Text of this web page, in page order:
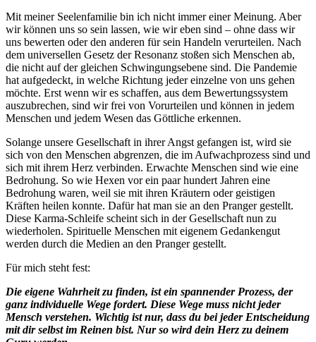
Mit meiner Seelenfamilie bin ich nicht immer einer Meinung. Aber
wir können uns so sein lassen, wie wir eben sind – ohne dass wir
uns bewerten oder den anderen für sein Handeln verurteilen. Nach
dem universellen Gesetz der Resonanz stoßen sich Menschen ab,
die nicht auf der gleichen Schwingungsebene sind. Die Pandemie
hat aufgedeckt, in welche Richtung jeder einzelne von uns gehen
möchte. Erst wenn wir es schaffen, aus dem Bewertungssystem
auszubrechen, sind wir frei von Vorurteilen und können in jedem
Menschen und jedem Wesen das Göttliche erkennen.
Solange unsere Gesellschaft in ihrer Angst gefangen ist, wird sie
sich von den Menschen abgrenzen, die im Aufwachprozess sind und
sich mit ihrem Herz verbinden. Erwachte Menschen sind wie eine
Bedrohung. So wie Hexen vor ein paar hundert Jahren eine
Bedrohung waren, weil sie mit ihren Kräutern oder geistigen
Kräften heilen konnte. Dafür hat man sie an den Pranger gestellt.
Diese Karma-Schleife scheint sich in der Gesellschaft nun zu
wiederholen. Spirituelle Menschen mit eigenem Gedankengut
werden durch die Medien an den Pranger gestellt.
Für mich steht fest:
Die eigene Wahrheit zu finden, ist ein spannender Prozess, der
ganz individuelle Wege fordert. Diese Wege muss nicht jeder
Mensch verstehen. Wichtig ist nur, dass du bei jeder Entscheidung
mit dir selbst im Reinen bist. Nur so wird dein Herz zu deinem